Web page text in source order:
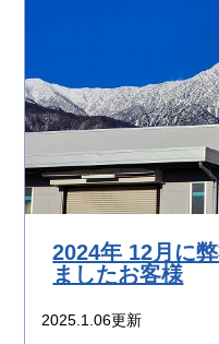
2024年 12月に
ましたお客様
2025.1.06更新